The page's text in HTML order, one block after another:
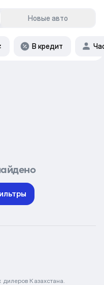
Новые авто
В кредит
Казахстана.